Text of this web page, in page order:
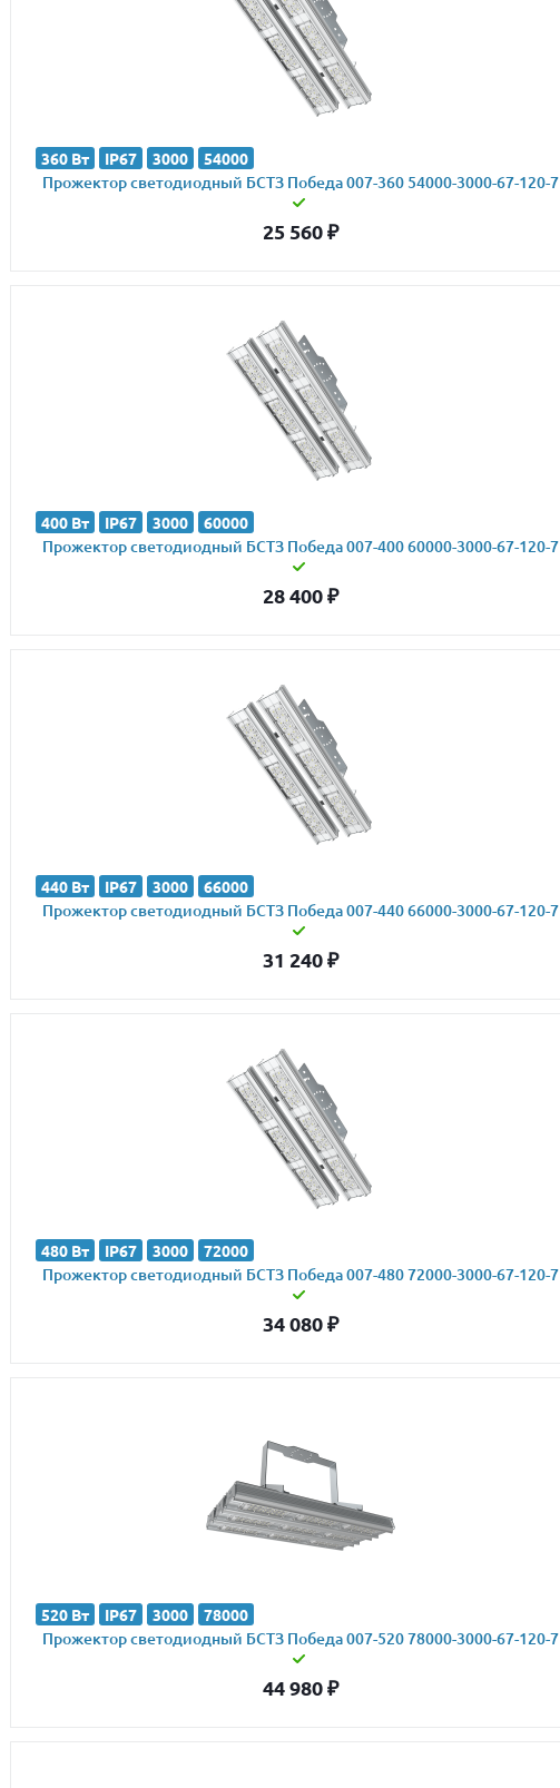
360 Вт IP67 3000 54000
Прожектор светодиодный БСТЗ Победа 007-360 54000-3000-67-120-7
25 560₽
400 Вт IP67 3000 60000
Прожектор светодиодный БСТЗ Победа 007-400 60000-3000-67-120-7
28 400₽
440 Вт IP67 3000 66000
Прожектор светодиодный БСТЗ Победа 007-440 66000-3000-67-120-7
31 240₽
480 Вт IP67 3000 72000
Прожектор светодиодный БСТЗ Победа 007-480 72000-3000-67-120-7
34 080₽
520 Вт IP67 3000 78000
Прожектор светодиодный БСТЗ Победа 007-520 78000-3000-67-120-7
44 980₽